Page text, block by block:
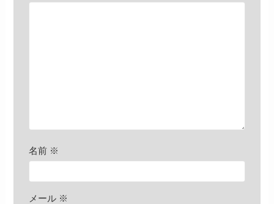
名前 ※
メール ※